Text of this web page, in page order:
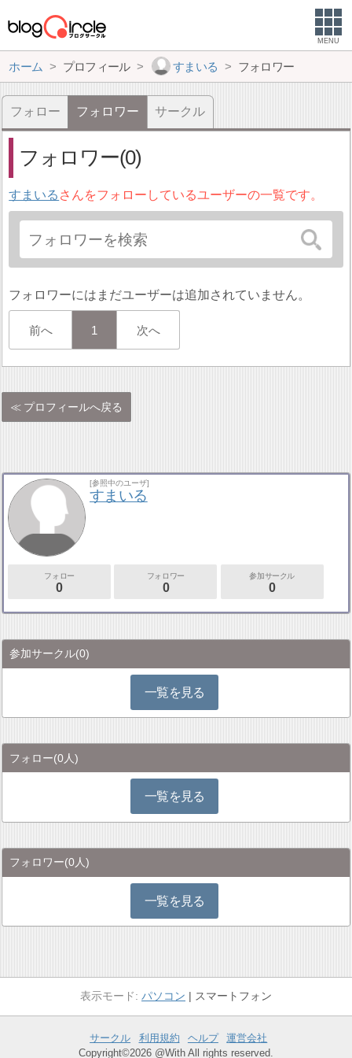
MENU
ホーム プロフィール すまいる フォロワー
フォロー フォロワー サークル
フォロワー(0)
すまいる さんをフォローしているユーザーの一覧です。
フォロワーにはまだユーザーは追加されていません。
前へ 1 次へ
プロフィールへ戻る
[参照中のユーザ]
すまいる
フォロー
0
フォロワー
0
参加サークル
0
参加サークル(0)
一覧を見る
フォロー(0人)
一覧を見る
フォロワー(0人)
一覧を見る
パソコン スマートフォン
サークル 利用規約 ヘルプ
運営会社
Copyright©2026 @With All rights reserved.